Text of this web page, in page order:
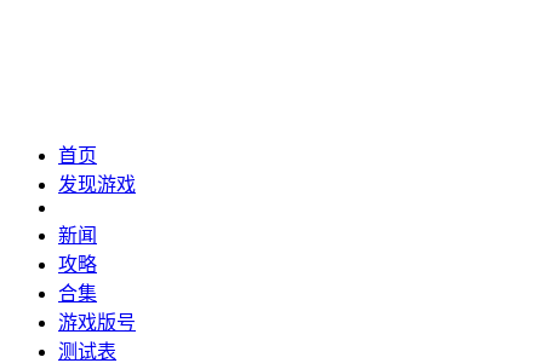
首页
发现游戏
新闻
攻略
合集
游戏版号
测试表